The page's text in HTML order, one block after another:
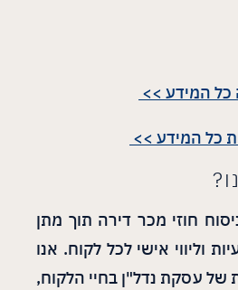
כל המידע >>
כל המידע >>
חוזי מכר דירה תוך מתן
וליווי אישי לכל לקוח. אנו
של עסקת נדל"ן בחיי הלקוח,